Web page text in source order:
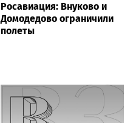
Росавиация: Внуково и
Домодедово ограничили
полеты